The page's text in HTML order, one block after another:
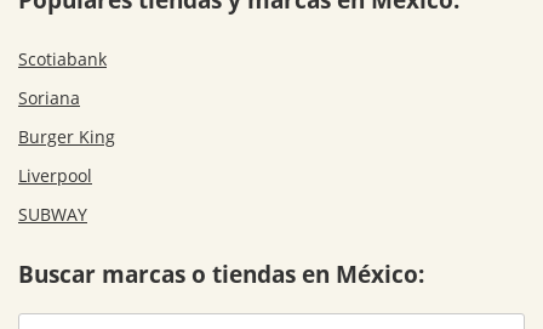
Scotiabank
Soriana
Burger King
Liverpool
SUBWAY
Buscar marcas o tiendas en México: